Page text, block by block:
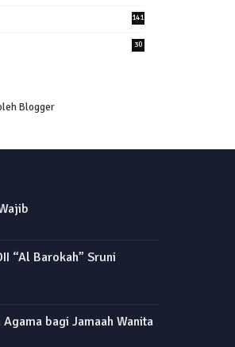
141
30
Blogger
“Al Barokah” Sruni
bagi Jamaah Wanita